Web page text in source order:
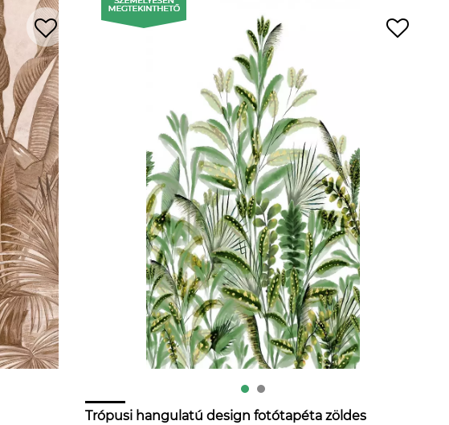
Trópusi hangulatú design fotótapéta zöldes